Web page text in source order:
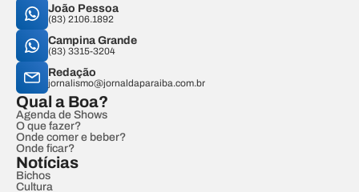
João Pessoa
(83) 2106.1892
Campina Grande
(83) 3315-3204
Redação
jornalismo@jornaldaparaiba.com.br
Qual a Boa?
Agenda de Shows
O que fazer?
Onde comer e beber?
Onde ficar?
Notícias
Bichos
Cultura